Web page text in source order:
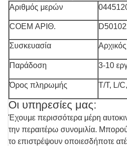
Αριθμός μερών
COEM ΑΡΙΘ.
Συσκευασία Αρχικός
Παράδοση 3-10
Όρος πληρωμής T/T, L/
Οι υπηρεσίες μας:
Έχουμε περισσότερα μέρη
την περαιτέρω συνομιλία.
το επιστρέψουν οποιεσδήποτε